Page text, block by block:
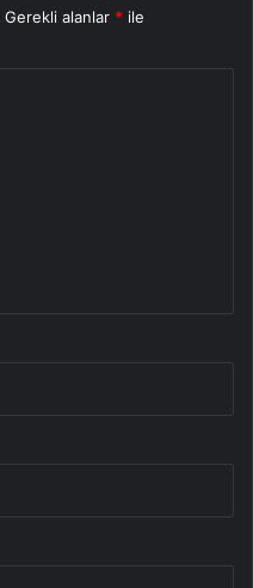
Gerekli alanlar * ile